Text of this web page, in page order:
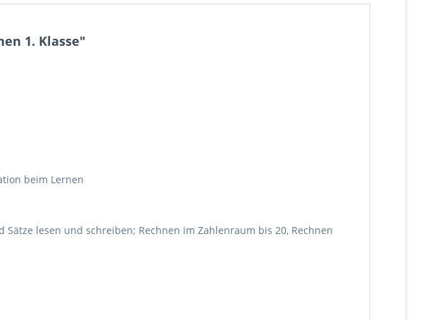
1. Klasse"
beim Lernen
lesen und schreiben; Rechnen im Zahlenraum bis 20, Rechnen